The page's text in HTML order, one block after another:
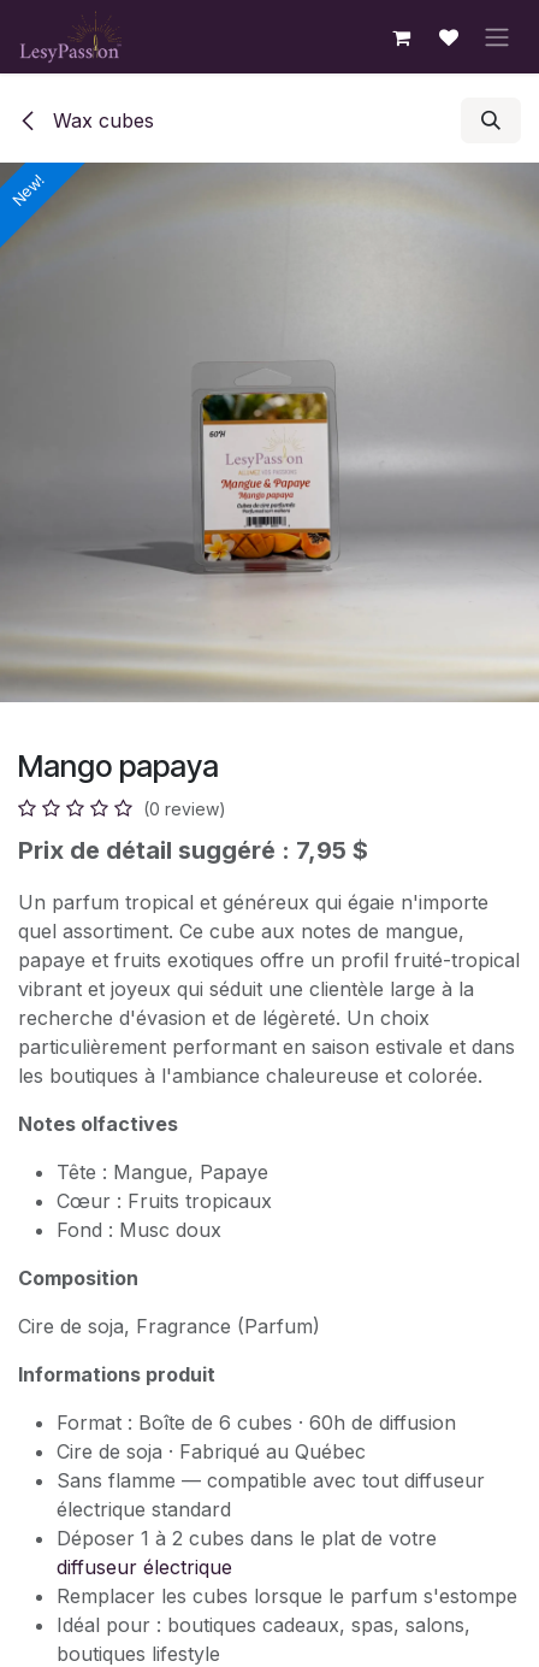
Skip to Content
Wax cubes
New!
Mango papaya
(0 review)
Prix de détail suggéré : 7,95 $
Un parfum tropical et généreux qui égaie n'importe
quel assortiment. Ce cube aux notes de mangue,
papaye et fruits exotiques offre un profil fruité-tropical
vibrant et joyeux qui séduit une clientèle large à la
recherche d'évasion et de légèreté. Un choix
particulièrement performant en saison estivale et dans
les boutiques à l'ambiance chaleureuse et colorée.
Notes olfactives
Tête : Mangue, Papaye
Cœur : Fruits tropicaux
Fond : Musc doux
Composition
Cire de soja, Fragrance (Parfum)
Informations produit
Format : Boîte de 6 cubes · 60h de diffusion
Cire de soja · Fabriqué au Québec
Sans flamme — compatible avec tout diffuseur
électrique standard
Déposer 1 à 2 cubes dans le plat de votre
diffuseur électrique
Remplacer les cubes lorsque le parfum s'estompe
Idéal pour : boutiques cadeaux, spas, salons,
boutiques lifestyle